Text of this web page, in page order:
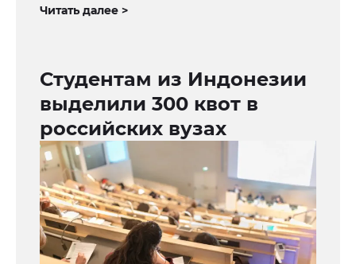
Читать далее >
Студентам из Индонезии
выделили 300 квот в
российских вузах